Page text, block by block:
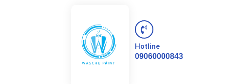
Hotline
09060000843